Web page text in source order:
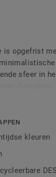
is opgefrist
sfeer in
uit 8
Cradle to
kleuren